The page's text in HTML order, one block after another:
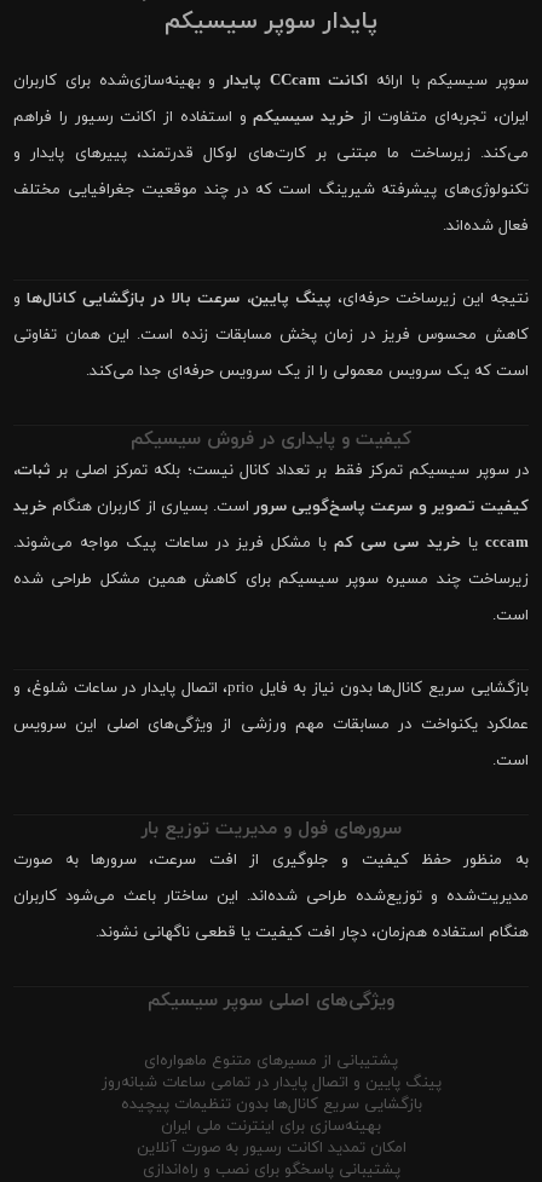
پایدار سوپر سیسیکم
سوپر سیسیکم با ارائه اکانت CCcam پایدار
و بهینه‌سازی‌شده برای کاربران
ایران، تجربه‌ای متفاوت از خرید سیسیکمو استفاده از اکانت رسیور را فراهم
می‌کند. زیرساخت ما مبتنی بر کارت‌های لوکال قدرتمند، پییرهای پایدار و
تکنولوژی‌های پیشرفته شیرینگ است که در چند موقعیت جغرافیایی مختلف
فعال شده‌اند.
نتیجه این زیرساخت حرفه‌ای، پینگ پایین، سرعت بالا در بازگشایی کانال‌هاو
کاهش محسوس فریز در زمان پخش مسابقات زنده است. این همان تفاوتی
است که یک سرویس معمولی را از یک سرویس حرفه‌ای جدا می‌کند.
کیفیت و پایداری در فروش سیسیکم
در سوپر سیسیکم تمرکز فقط بر تعداد کانال نیست؛ بلکه تمرکز اصلی بر ثبات،
کیفیت تصویر و سرعت پاسخ‌گویی سروراست. بسیاری از کاربران هنگام خرید
cccam یا خرید سی سی کمبا مشکل فریز در ساعات پیک مواجه می‌شوند.
زیرساخت چند مسیره سوپر سیسیکم برای کاهش همین مشکل طراحی شده
است.
بازگشایی سریع کانال‌ها بدون نیاز به فایل prio، اتصال پایدار در ساعات شلوغ، و
عملکرد یکنواخت در مسابقات مهم ورزشی از ویژگی‌های اصلی این سرویس
است.
سرورهای فول و مدیریت توزیع بار
به منظور حفظ کیفیت و جلوگیری از افت سرعت، سرورها به صورت
مدیریت‌شده و توزیع‌شده طراحی شده‌اند. این ساختار باعث می‌شود کاربران
هنگام استفاده هم‌زمان، دچار افت کیفیت یا قطعی ناگهانی نشوند.
ویژگی‌های اصلی سوپر سیسیکم
پشتیبانی از مسیرهای متنوع ماهواره‌ای
پینگ پایین و اتصال پایدار در تمامی ساعات شبانه‌روز
بازگشایی سریع کانال‌ها بدون تنظیمات پیچیده
بهینه‌سازی برای اینترنت ملی ایران
امکان تمدید اکانت رسیور به صورت آنلاین
پشتیبانی پاسخگو برای نصب و راه‌اندازی